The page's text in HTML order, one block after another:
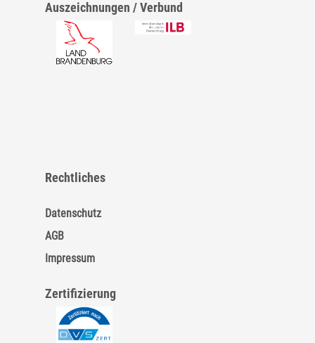
Auszeichnungen / Verbund
Rechtliches
Datenschutz
AGB
Impressum
Zertifizierung